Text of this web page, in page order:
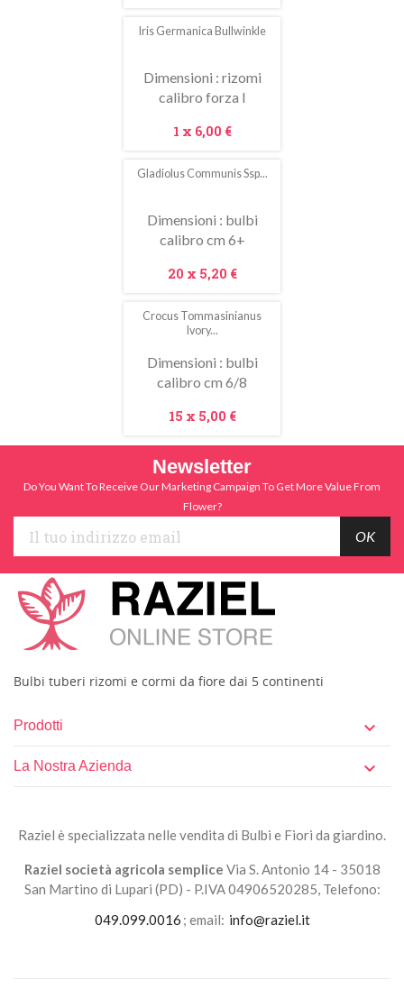
Iris Germanica Bullwinkle
Dimensioni : rizomi
calibro forza I
Prezzo
1 x 6,00 €
Gladiolus Communis Ssp...
Dimensioni : bulbi
calibro cm 6+
Prezzo
20 x 5,20 €
Crocus Tommasinianus
Ivory...
Dimensioni : bulbi
calibro cm 6/8
Prezzo
15 x 5,00 €
Newsletter
Do You Want To Receive Our Marketing Campaign To Get More Value From
Flower?
Bulbi tuberi rizomi e cormi da fiore dai 5 continenti
Prodotti 
La Nostra Azienda 
Raziel è specializzata nelle vendita di Bulbi e Fiori da giardino.
Raziel società agricola semplice Via S. Antonio 14 - 35018
San Martino di Lupari (PD) - P.IVA 04906520285, Telefono:
049.099.0016 ; email: info@raziel.it